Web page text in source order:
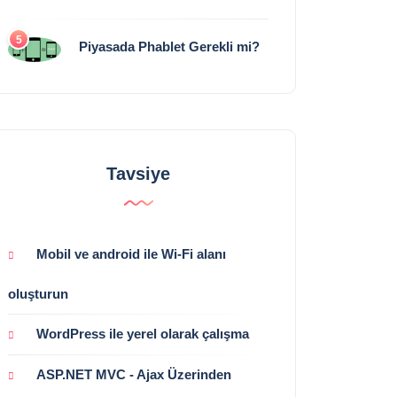
5 Piyasada Phablet Gerekli mi?
Tavsiye
Mobil ve android ile Wi-Fi alanı
oluşturun
WordPress ile yerel olarak çalışma
ASP.NET MVC - Ajax Üzerinden